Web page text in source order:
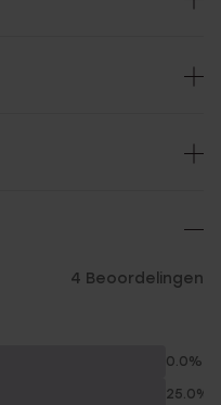
4 Beoordelingen
0.0%
25.0%